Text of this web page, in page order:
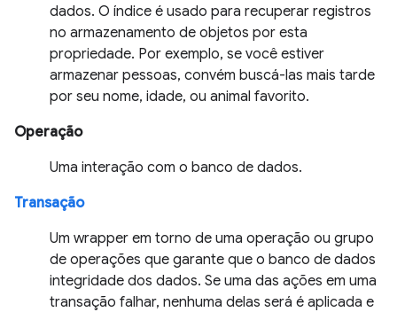
dados. O índice é usado para recuperar registros
no armazenamento de objetos por esta
propriedade. Por exemplo, se você estiver
armazenar pessoas, convém buscá-las mais tarde
por seu nome, idade, ou animal favorito.
Operação
Uma interação com o banco de dados.
Transação
Um wrapper em torno de uma operação ou grupo
de operações que garante que o banco de dados
integridade dos dados. Se uma das ações em uma
transação falhar, nenhuma delas será é aplicada e